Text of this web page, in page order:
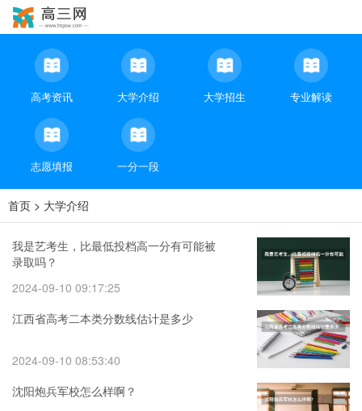
高考资讯 大学介绍 大学招生 专业解读
志愿填报 一分一段
首页 > 大学介绍
我是艺考生，比最低投档高一分有可能被
录取吗？
2024-09-10 09:17:25
江西省高考二本类分数线估计是多少
2024-09-10 08:53:40
沈阳炮兵军校怎么样啊？